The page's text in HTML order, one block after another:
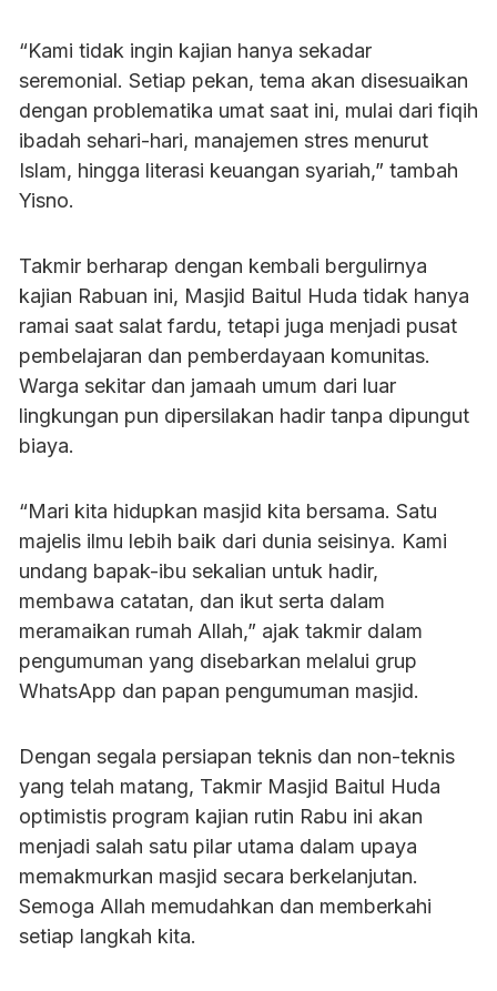
“Kami tidak ingin kajian hanya sekadar
seremonial. Setiap pekan, tema akan disesuaikan
dengan problematika umat saat ini, mulai dari fiqih
ibadah sehari-hari, manajemen stres menurut
Islam, hingga literasi keuangan syariah,” tambah
Yisno.
Takmir berharap dengan kembali bergulirnya
kajian Rabuan ini, Masjid Baitul Huda tidak hanya
ramai saat salat fardu, tetapi juga menjadi pusat
pembelajaran dan pemberdayaan komunitas.
Warga sekitar dan jamaah umum dari luar
lingkungan pun dipersilakan hadir tanpa dipungut
biaya.
“Mari kita hidupkan masjid kita bersama. Satu
majelis ilmu lebih baik dari dunia seisinya. Kami
undang bapak-ibu sekalian untuk hadir,
membawa catatan, dan ikut serta dalam
meramaikan rumah Allah,” ajak takmir dalam
pengumuman yang disebarkan melalui grup
WhatsApp dan papan pengumuman masjid.
Dengan segala persiapan teknis dan non-teknis
yang telah matang, Takmir Masjid Baitul Huda
optimistis program kajian rutin Rabu ini akan
menjadi salah satu pilar utama dalam upaya
memakmurkan masjid secara berkelanjutan.
Semoga Allah memudahkan dan memberkahi
setiap langkah kita.